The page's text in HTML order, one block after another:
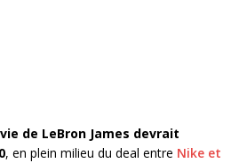
de LeBron James devrait
, en plein milieu du deal entre Nike et